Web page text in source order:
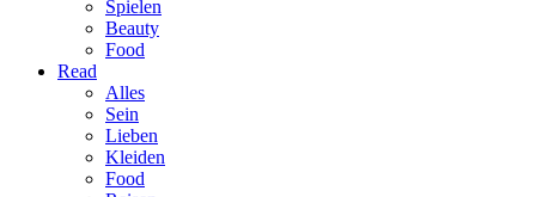
Spielen
Beauty
Food
Read
Alles
Sein
Lieben
Kleiden
Food